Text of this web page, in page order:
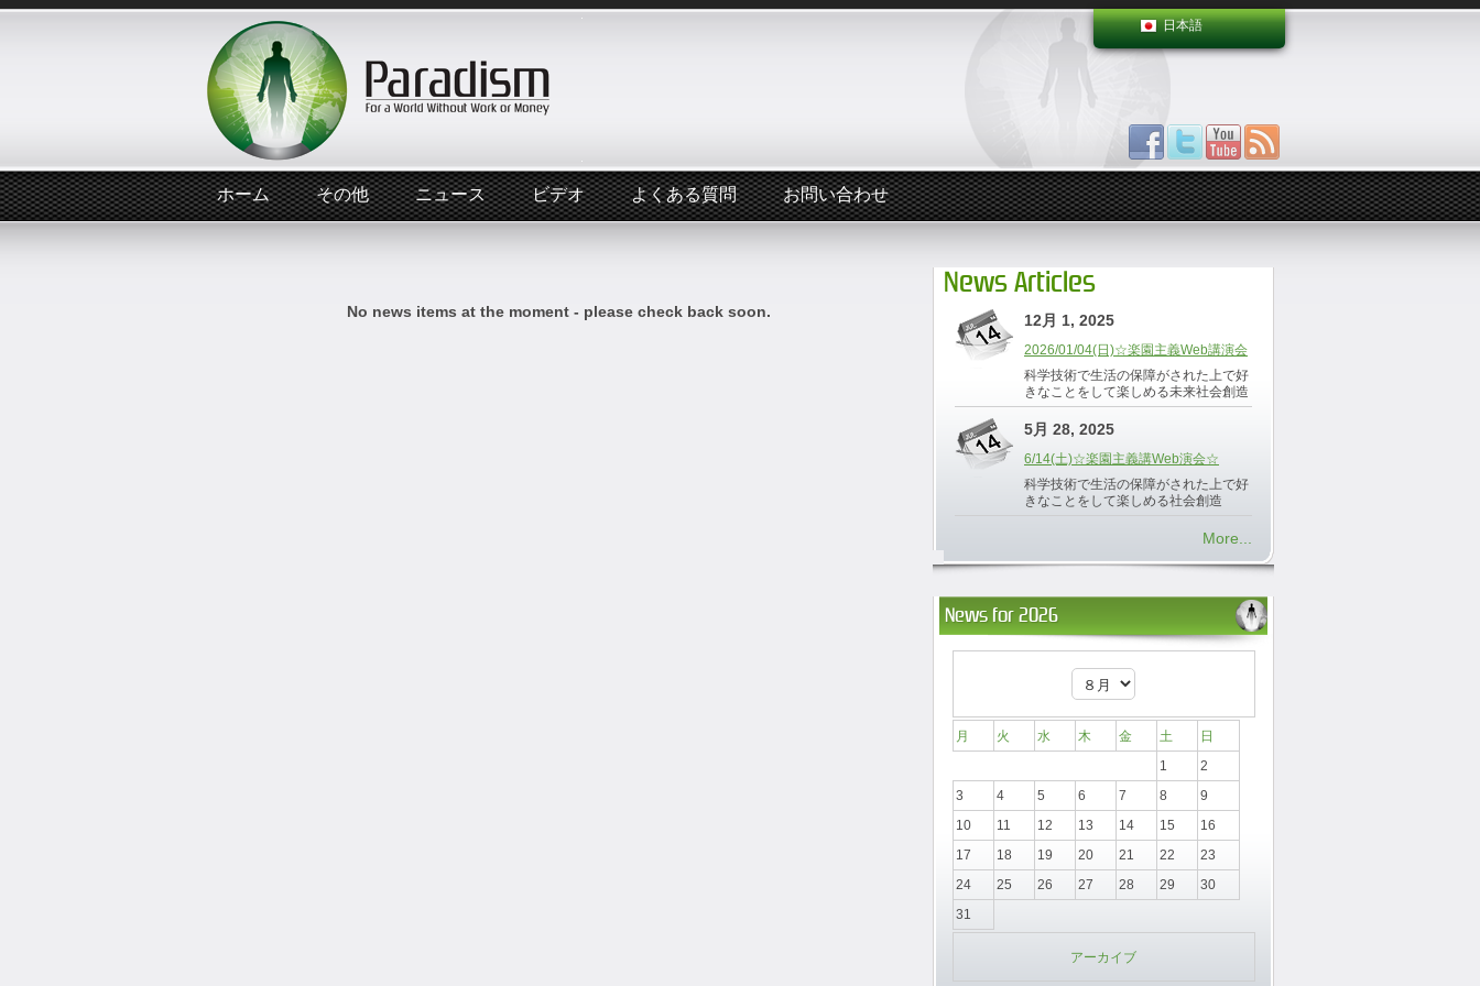
日本語
ホーム その他 ニュース ビデオ よくある質問 お問い合わせ
No news items at the moment - please check back soon.
News Articles
12月 1, 2025
2026/01/04(日)☆楽園主義Web講演会
科学技術で生活の保障がされた上で好
きなことをして楽しめる未来社会創造
5月 28, 2025
6/14(土)☆楽園主義講Web演会☆
科学技術で生活の保障がされた上で好
きなことをして楽しめる社会創造
More...
News for 2026
月 火 水 木 金 土
日
1
2
3
4 5 6 7 8
9
10
11 12 13 14 15
16
17
18 19 20 21 22
23
24
25 26 27 28 29
30
31
アーカイブ